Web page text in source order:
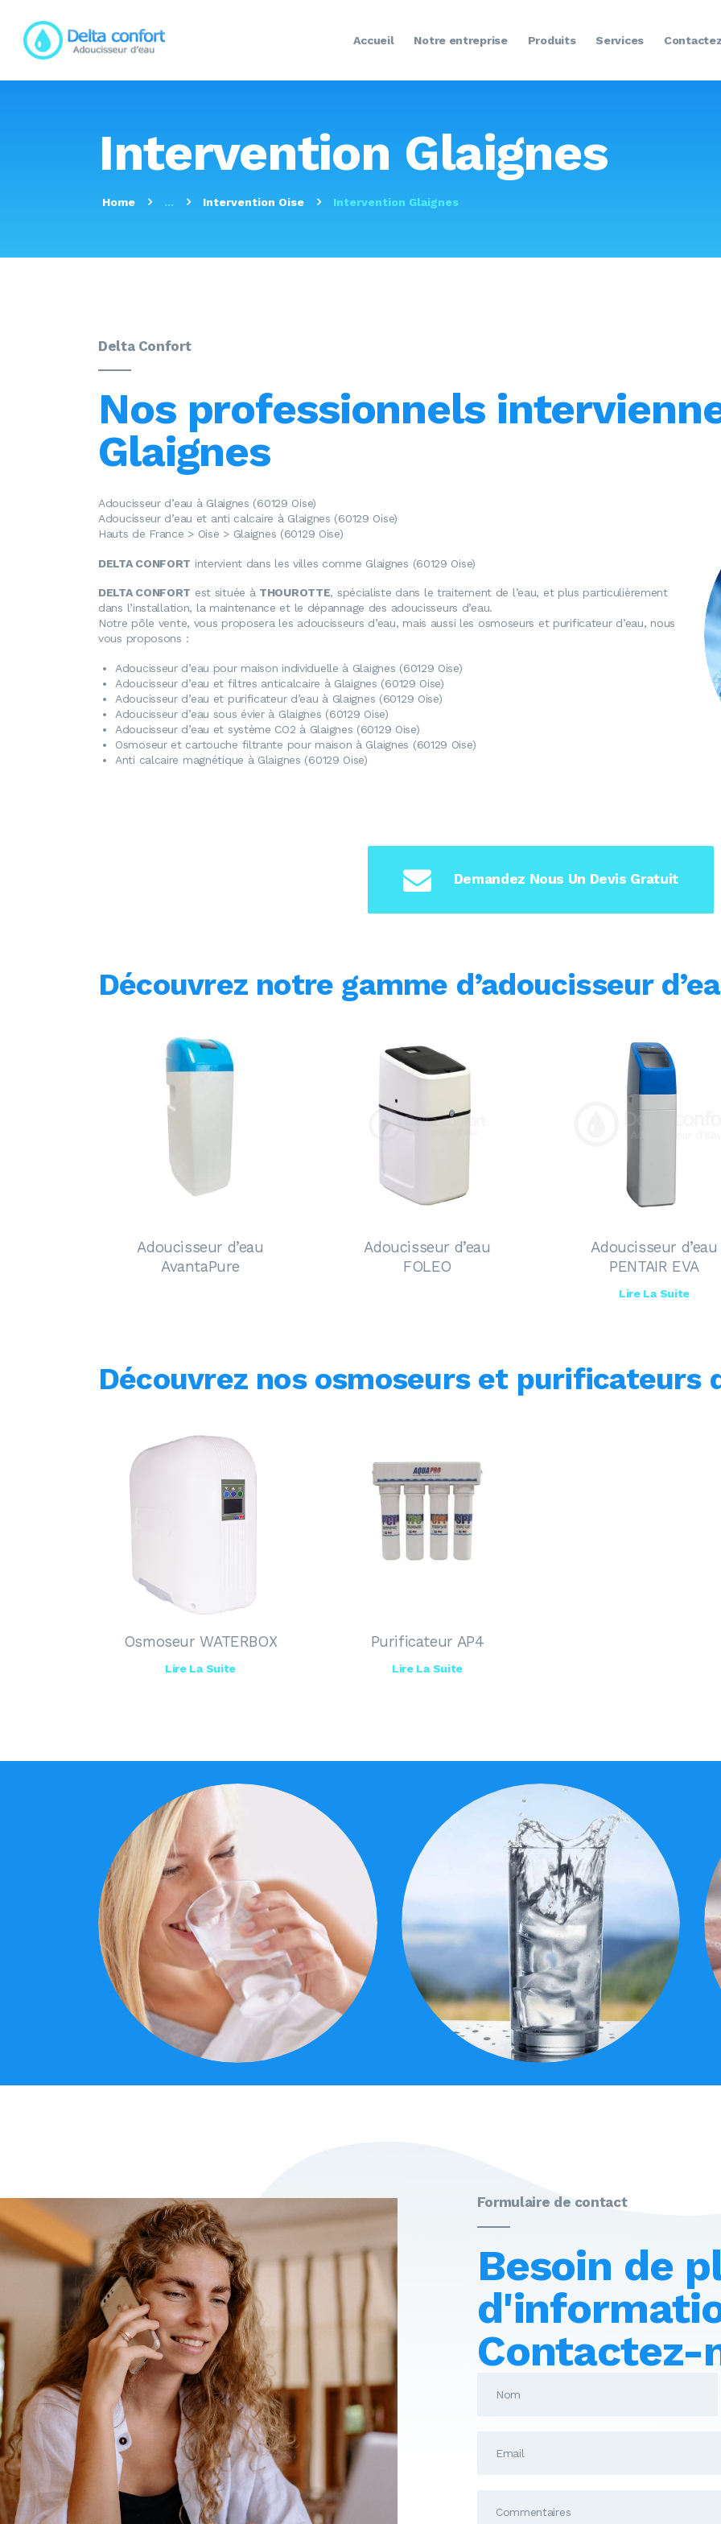
Accueil Notre entreprise Produits Services
Intervention Glaignes
Home ... Intervention Oise Intervention Glaignes
NOTRE ENTREPRISE
PRODUITS
CONTACTEZ-NOUS
Delta Confort
Nos professionnels
Glaignes
Adoucisseur d’eau à Glaignes (60129 Oise)
Adoucisseur d’eau et anti calcaire à Glaignes (60129 Oise)
Hauts de France > Oise > Glaignes (60129 Oise)
DELTA CONFORT intervient dans les villes comme Glaignes (60129 Oise)
DELTA CONFORT est située à THOUROTTE, spécialiste dans le traitement de l’eau, et plus particulièrement
dans l’installation, la maintenance et le dépannage des adoucisseurs d’eau.
Notre pôle vente, vous proposera les adoucisseurs d’eau, mais aussi les osmoseurs et purificateur d’eau, nous
vous proposons :
Adoucisseur d’eau pour maison individuelle à Glaignes (60129 Oise)
Adoucisseur d’eau et filtres anticalcaire à Glaignes (60129 Oise)
Adoucisseur d’eau et purificateur d’eau à Glaignes (60129 Oise)
Adoucisseur d’eau sous évier à Glaignes (60129 Oise)
Adoucisseur d’eau et système CO2 à Glaignes (60129 Oise)
Osmoseuret cartouche filtrante pour maison à Glaignes (60129 Oise)
Anti calcaire magnétique à Glaignes (60129 Oise)
Demandez Nous Un Devis Gratuit
Découvrez notre gamme d’adoucisseur
Adoucisseur d’eau
AvantaPure
Adoucisseur d’eau
FOLEO
Adoucisseur d’eau
PENTAIR EVA
Lire La Suite
Découvrez nos osmoseurs et purificateurs
Osmoseur WATERBOX
Lire La Suite
Purificateur AP4
Lire La Suite
Formulaire de contact
Besoin de
Contactez-